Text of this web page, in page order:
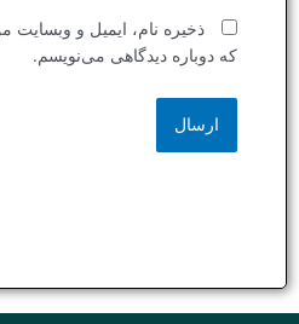
ذخیره نام، ایمیل و وبسایت
که دوباره دیدگاهی می‌نویسم.